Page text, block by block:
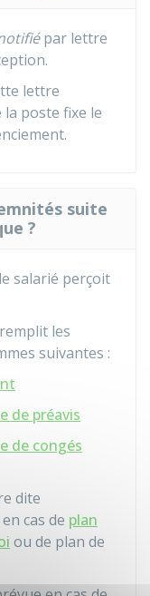
par lettre
lettre
la poste fixe le
suite
?
salarié perçoit
les
suivantes :
de préavis
de congés
dite
cas de plan
ou de plan de